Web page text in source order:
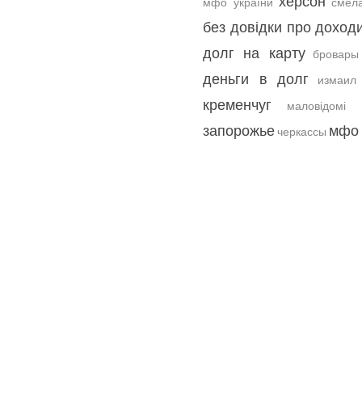
без довідки про
долг на карту
бровары
деньги в долг измаил
кременчуг
запорожье черкассы мфо